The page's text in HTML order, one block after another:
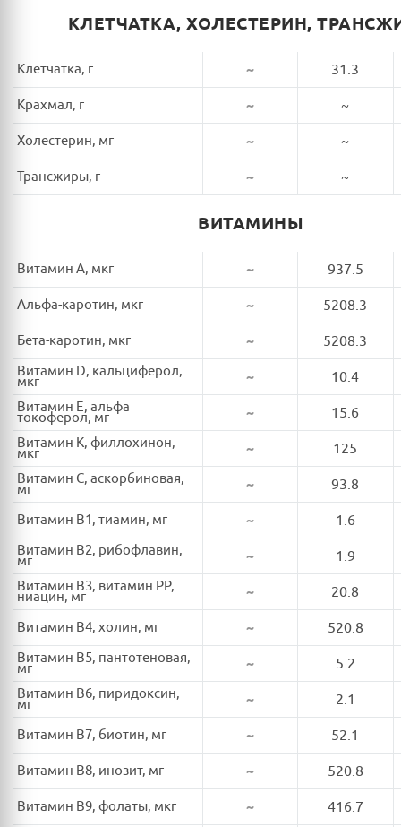
КЛЕТЧАТКА, ХОЛЕСТЕРИН,
Клетчатка, г ~ 31.3
Крахмал, г ~ ~
Холестерин, мг ~ ~
Трансжиры, г ~ ~
ВИТАМИНЫ
Витамин A, мкг ~ 937.5
Альфа-каротин, мкг ~ 5208.3
Бета-каротин, мкг ~ 5208.3
Витамин D, кальциферол,
мкг ~ 10.4
Витамин E, альфа
токоферол, мг ~ 15.6
Витамин K, филлохинон,
мкг ~ 125
Витамин C, аскорбиновая,
мг ~ 93.8
Витамин B1, тиамин, мг ~ 1.6
Витамин B2, рибофлавин,
мг ~ 1.9
Витамин B3, витамин PP,
ниацин, мг ~ 20.8
Витамин B4, холин, мг ~ 520.8
Витамин B5, пантотеновая,
мг ~ 5.2
Витамин B6, пиридоксин,
мг ~ 2.1
Витамин B7, биотин, мг ~ 52.1
Витамин B8, инозит, мг ~ 520.8
Витамин B9, фолаты, мкг ~ 416.7